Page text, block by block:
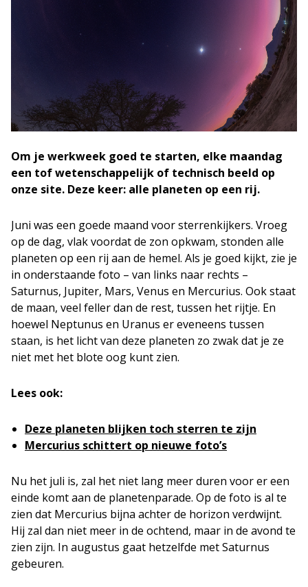
Om je werkweek goed te starten, elke maandag
een tof wetenschappelijk of technisch beeld op
onze site. Deze keer: alle planeten op een rij.
Juni was een goede maand voor sterrenkijkers. Vroeg
op de dag, vlak voordat de zon opkwam, stonden alle
planeten op een rij aan de hemel. Als je goed kijkt, zie je
in onderstaande foto – van links naar rechts –
Saturnus, Jupiter, Mars, Venus en Mercurius. Ook staat
de maan, veel feller dan de rest, tussen het rijtje. En
hoewel Neptunus en Uranus er eveneens tussen
staan, is het licht van deze planeten zo zwak dat je ze
niet met het blote oog kunt zien.
Lees ook:
Deze planeten blijken toch sterren te zijn
Mercurius schittert op nieuwe foto’s
Nu het juli is, zal het niet lang meer duren voor er een
einde komt aan de planetenparade. Op de foto is al te
zien dat Mercurius bijna achter de horizon verdwijnt.
Hij zal dan niet meer in de ochtend, maar in de avond te
zien zijn. In augustus gaat hetzelfde met Saturnus
gebeuren.